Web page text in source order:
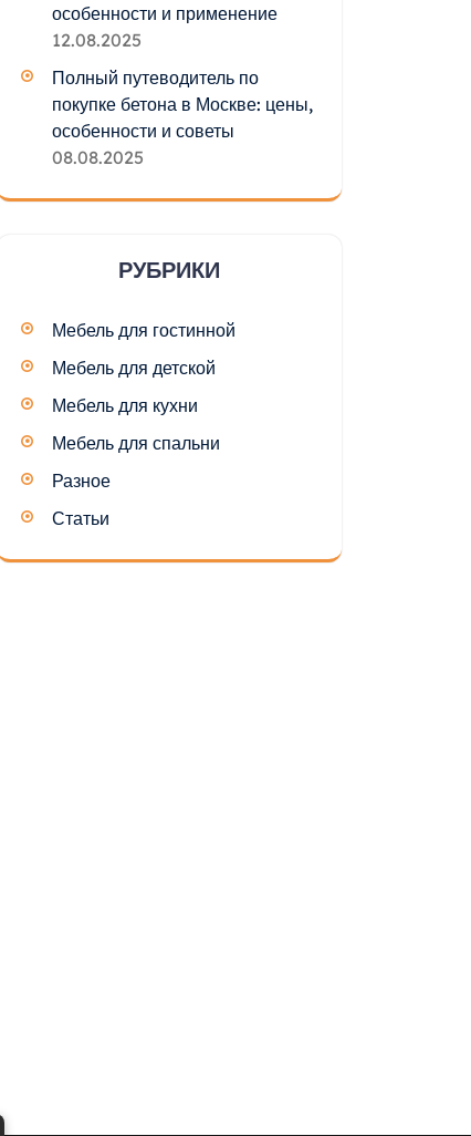
особенности и применение
12.08.2025
Полный путеводитель по
покупке бетона в Москве: цены,
особенности и советы
08.08.2025
РУБРИКИ
Мебель для гостинной
Мебель для детской
Мебель для кухни
Мебель для спальни
Разное
Статьи